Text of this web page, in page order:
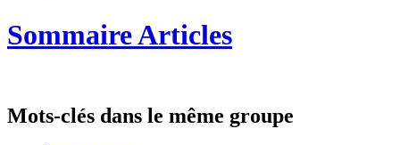
Sommaire Articles
Mots-clés dans le même groupe